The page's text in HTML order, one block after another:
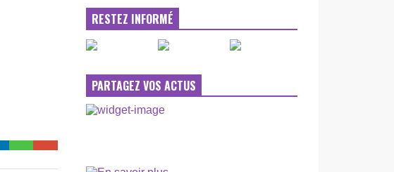
RESTEZ INFORMÉ
PARTAGEZ VOS ACTUS